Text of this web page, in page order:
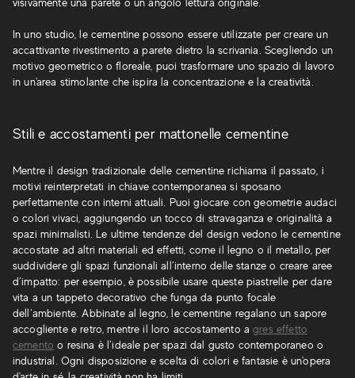
In uno studio, le cementine possono essere utilizzate per creare un
accattivante rivestimento a parete dietro la scrivania. Scegliendo un
motivo geometrico o floreale, puoi trasformare uno spazio di lavoro
in un'area stimolante che ispira la concentrazione e la creatività.
Stili e accostamenti per mattonelle cementine
Mentre il design tradizionale delle cementine richiama il passato, i
motivi reinterpretati in chiave contemporanea si sposano
perfettamente con interni attuali. Puoi giocare con geometrie audaci
o colori vivaci, aggiungendo un tocco di stravaganza e originalità a
spazi minimalisti. Le ultime tendenze del design vedono le cementine
accostate ad altri materiali ed effetti, come il legno o il metallo, per
suddividere gli spazi funzionali all’interno delle stanze o creare aree
d’impatto: per esempio, è possibile usare queste piastrelle per dare
vita a un tappeto decorativo che funga da punto focale
dell’ambiente. Abbinate al legno, le cementine regalano un sapore
accogliente e retro, mentre il loro accostamento agres effetto
cemento o resina è l’ideale per spazi dal gusto contemporaneo o
industrial. Ogni disposizione e scelta di colori e fantasie è un'opera